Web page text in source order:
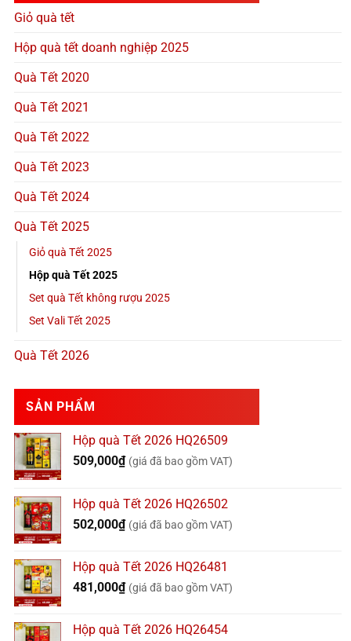
Giỏ quà tết
Hộp quà tết doanh nghiệp 2025
Quà Tết 2020
Quà Tết 2021
Quà Tết 2022
Quà Tết 2023
Quà Tết 2024
Quà Tết 2025
Giỏ quà Tết 2025
Hộp quà Tết 2025
Set quà Tết không rượu 2025
Set Vali Tết 2025
Quà Tết 2026
SẢN PHẨM
Hộp quà Tết 2026 HQ26509
509,000₫ (giá đã bao gồm VAT)
Hộp quà Tết 2026 HQ26502
502,000₫ (giá đã bao gồm VAT)
Hộp quà Tết 2026 HQ26481
481,000₫ (giá đã bao gồm VAT)
Hộp quà Tết 2026 HQ26454